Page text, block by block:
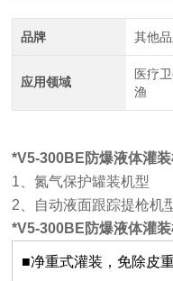
品牌 其他
应用领域
医疗
渔
*V5-300BE 防爆液体灌
1 、氮气保护罐装机型
2 、自动液面跟踪提枪机
*V5-300BE 防爆液体灌
■净重式灌装，免除皮